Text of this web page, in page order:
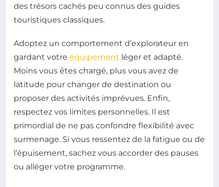
des trésors cachés peu connus des guides
touristiques classiques.
Adoptez un comportement d’explorateur en
gardant votre équipement léger et adapté.
Moins vous êtes chargé, plus vous avez de
latitude pour changer de destination ou
proposer des activités imprévues. Enfin,
respectez vos limites personnelles. Il est
primordial de ne pas confondre flexibilité avec
surmenage. Si vous ressentez de la fatigue ou de
l’épuisement, sachez vous accorder des pauses
ou alléger votre programme.